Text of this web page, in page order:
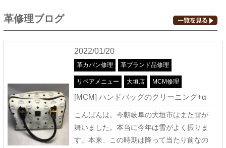
革修理ブログ
2022/01/20
革カバン修理 革ブランド品修理
リペアメニュー 大垣店 MCM修理
[MCM] ハンドバッグのクリーニング+α
こんばんは。今朝岐阜の大垣市はまた雪が
舞いました。本当に今年は雪がよく振りま
す。本来、この時期は降って当たり前なの